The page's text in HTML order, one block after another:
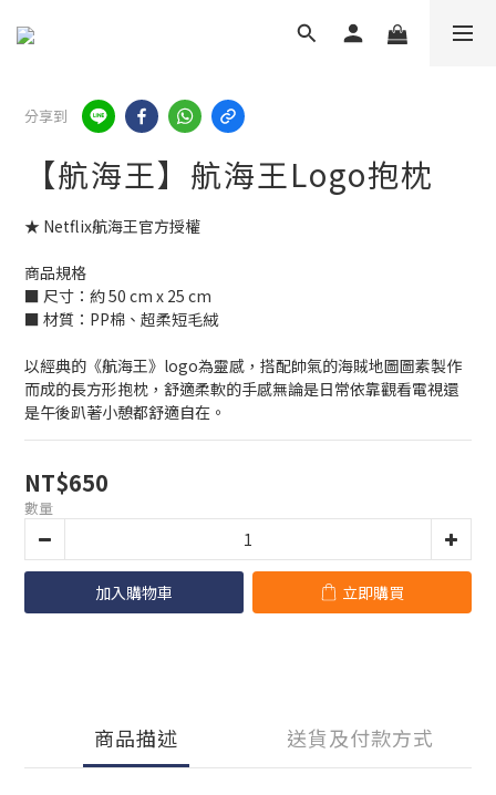
分享到
【航海王】航海王Logo抱枕
★ Netflix航海王官方授權
商品規格
■ 尺寸：約 50 cm x 25 cm
■ 材質：PP棉、超柔短毛絨
以經典的《航海王》logo為靈感，搭配帥氣的海賊地圖圖素製作
而成的長方形抱枕，舒適柔軟的手感無論是日常依靠觀看電視還
是午後趴著小憩都舒適自在。
NT$650
數量
加入購物車 立即購買
商品描述 送貨及付款方式